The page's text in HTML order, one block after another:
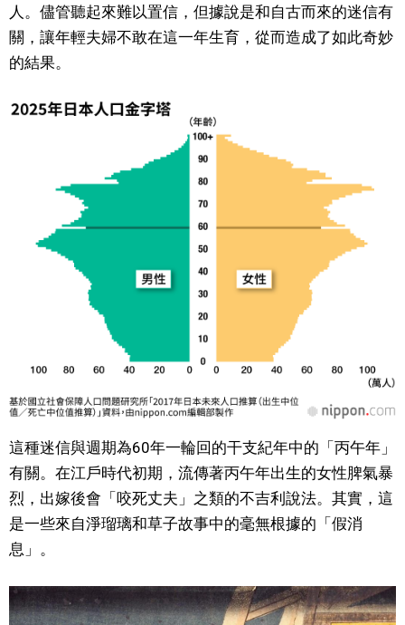
娛樂
醫療健康
編輯部通知
人。儘管聽起來難以置信，但據說是和自古而來的迷信有
關，讓年輕夫婦不敢在這一年生育，從而造成了如此奇妙
的結果。
這種迷信與週期為60年一輪回的干支紀年中的「丙午年」
有關。在江戶時代初期，流傳著丙午年出生的女性脾氣暴
烈，出嫁後會「咬死丈夫」之類的不吉利說法。其實，這
是一些來自淨瑠璃和草子故事中的毫無根據的「假消
息」。